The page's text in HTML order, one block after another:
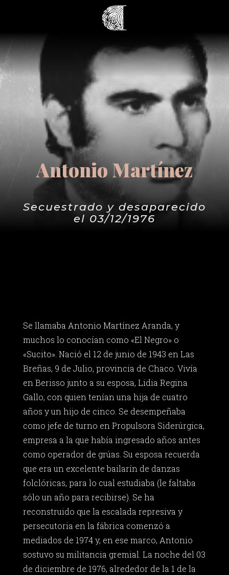
Antonio Martínez
Secuestrado y desaparecido
el 03/12/1976
Se llamaba Antonio Martínez Aranda, y
muchos lo conocían como «El Negro» o
«Sucito». Nació el 12 de junio de 1943 en Las
Breñas, 9 de Julio, provincia de Chaco. Vivía
en Berisso junto a su esposa, Lidia Regina
Gallo, con quien tenían una hija de cuatro
años y un hijo de cinco. Se desempeñaba
como jefe de turno en Propulsora Siderúrgica,
empresa a la que había ingresado años antes
como operador de grúas. Su esposa recuerda
que era un excelente bailarín de danzas
folclóricas, para lo cual estudiaba (le faltaba
sólo un año para recibirse). Se ha
reconstruido que la escalada represiva y
persecutoria en la fábrica comenzó a
mediados de 1974 y, en ese marco, Antonio
sostuvo su militancia gremial. La noche del 03
de diciembre de 1976, alrededor de la 1 de la